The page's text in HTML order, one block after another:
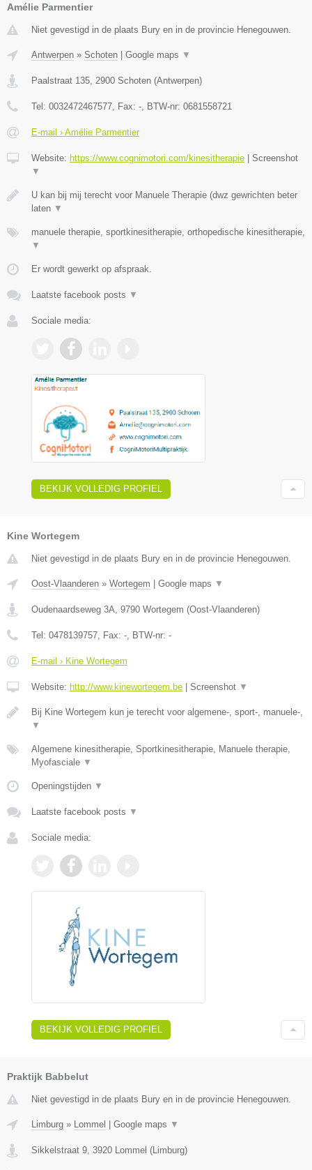
Amélie Parmentier
Niet gevestigd in de plaats Bury en in de provincie Henegouwen.
Antwerpen » Schoten | Google maps ▼
Paalstraat 135 2900 Schoten (Antwerpen)
Tel: 0032472467577 , Fax: - , BTW-nr: 0681558721
E-mail › Amélie Parmentier
Website: https://www.cognimotori.com/kinesitherapie | Screenshot
▼
U kan bij mij terecht voor Manuele Therapie (dwz gewrichten beter
laten ▼
manuele therapie, sportkinesitherapie, orthopedische kinesitherapie,
▼
Er wordt gewerkt op afspraak.
Laatste facebook posts ▼
Sociale media:
BEKIJK VOLLEDIG PROFIEL
Kine Wortegem
Niet gevestigd in de plaats Bury en in de provincie Henegouwen.
Oost-Vlaanderen » Wortegem | Google maps ▼
Oudenaardseweg 3A 9790 Wortegem (Oost-Vlaanderen)
Tel: 0478139757 , Fax: - , BTW-nr: -
E-mail › Kine Wortegem
Website: http://www.kinewortegem.be | Screenshot ▼
Bij Kine Wortegem kun je terecht voor algemene-, sport-, manuele-,
▼
Algemene kinesitherapie, Sportkinesitherapie, Manuele therapie,
Myofasciale ▼
Openingstijden ▼
Laatste facebook posts ▼
Sociale media:
BEKIJK VOLLEDIG PROFIEL
Praktijk Babbelut
Niet gevestigd in de plaats Bury en in de provincie Henegouwen.
Limburg » Lommel Google maps ▼
Sikkelstraat 9, 3920 Lommel (Limburg)